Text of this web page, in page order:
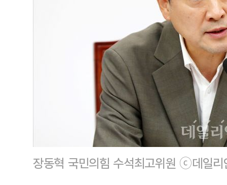
장동혁 국민의힘 수석최고위원 ⓒ데일리